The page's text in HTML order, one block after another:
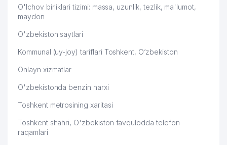
BOSHQARMASI
ADVOKATLAR KOLLEGIYASI
61 STIV MChJ
64
UMUMIY O'RTA TA'LIM MAKTABI №
O'lchov birliklari tizimi: massa, uzunlik, tezlik, ma'lumot,
maydon
O'zbekiston saytlari
Kommunal (uy-joy) tariflari Toshkent, O‘zbekiston
Onlayn xizmatlar
O'zbekistonda benzin narxi
Toshkent metrosining xaritasi
Toshkent shahri, O'zbekiston favqulodda telefon
raqamlari